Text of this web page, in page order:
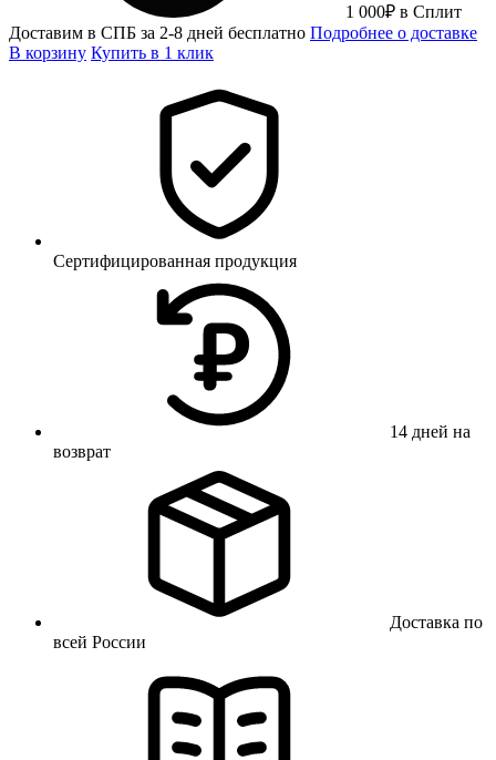
1 000₽ в Сплит
Доставим в СПБ за 2-8 дней бесплатно Подробнее о доставке
В корзину Купить в 1 клик
Сертифицированная продукция
14 дней на
возврат
Доставка по
всей России